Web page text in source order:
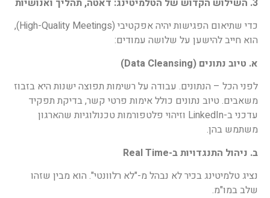
3. השילוש הקדוש של הטלמיטינג: דאטה, תהליך ואנושיות
כדי שתיאום הפגישות יהיה אפקטיבי (High-Quality Meetings),
הוא חייב להישען על שלושה עמודים:
א. טיוב נתונים (Data Cleansing)
לפני הכל – הנתונים. עבודה על רשימות תפוצה ישנות היא בזבוז
משאבים. טיוב נתונים כולל אימות פרטי קשר, בדיקת תפקיד
עדכני ב-LinkedIn וזיהוי פלטפורמות טכנולוגיות שהארגון
משתמש בהן.
ב. ניהול התנגדויות ב-Real Time
נציג טלמיטינג בכיר לא נבהל מ-"לא רלוונטי". הוא מבין שזהו
שלב במו"מ.